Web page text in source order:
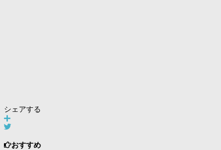
シェアする
おすすめ